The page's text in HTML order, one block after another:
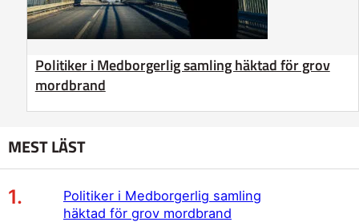
Politiker i Medborgerlig samling häktad för grov
mordbrand
MEST LÄST
Politiker i Medborgerlig samling
häktad för grov mordbrand